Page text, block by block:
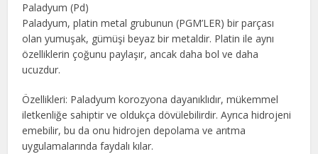
Paladyum (Pd)
Paladyum, platin metal grubunun (PGM’LER) bir parçası
olan yumuşak, gümüşi beyaz bir metaldir. Platin ile aynı
özelliklerin çoğunu paylaşır, ancak daha bol ve daha
ucuzdur.
Özellikleri: Paladyum korozyona dayanıklıdır, mükemmel
iletkenliğe sahiptir ve oldukça dövülebilirdir. Ayrıca hidrojeni
emebilir, bu da onu hidrojen depolama ve arıtma
uygulamalarında faydalı kılar.